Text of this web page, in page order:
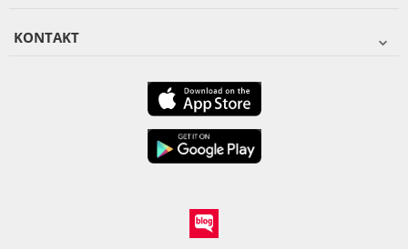
KONTAKT